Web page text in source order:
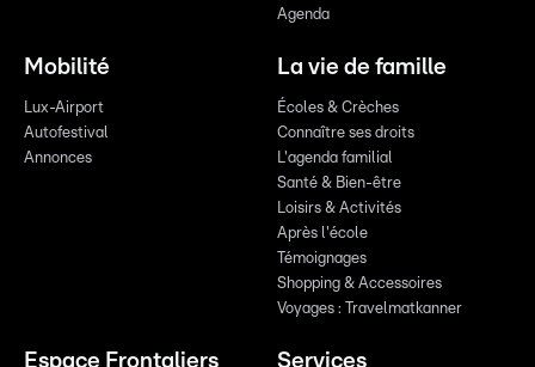
Agenda
Mobilité
Lux-Airport
Autofestival
Annonces
La vie de famille
Écoles & Crèches
Connaître ses droits
L'agenda familial
Santé & Bien-être
Loisirs & Activités
Après l'école
Témoignages
Shopping & Accessoires
Voyages : Travelmatkanner
Espace Frontaliers Services